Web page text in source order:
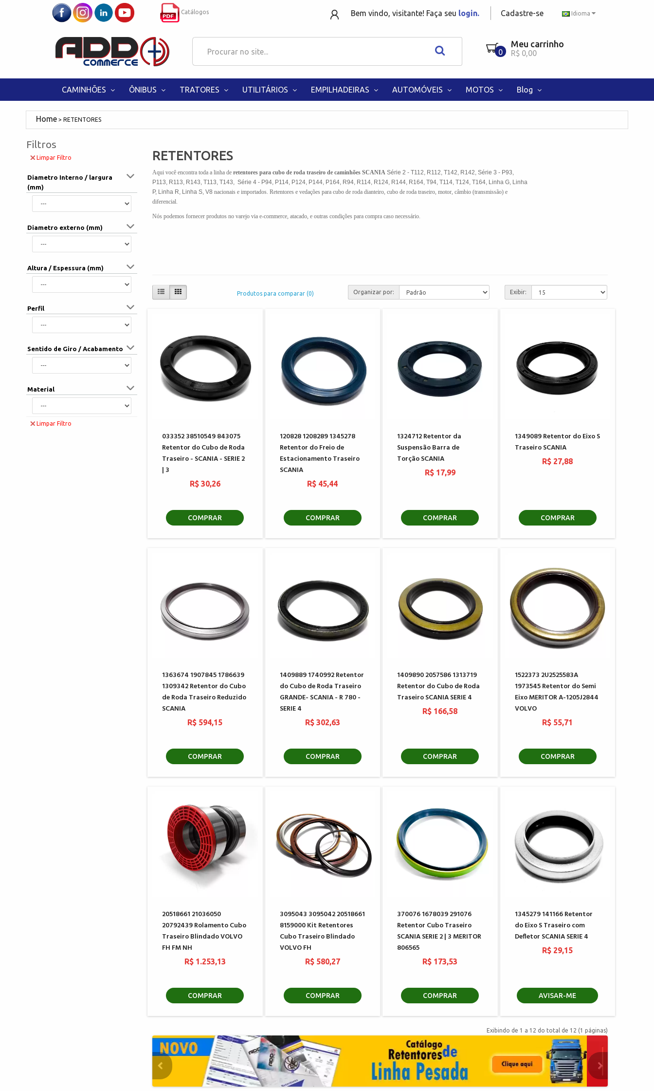
Idioma
Catálogos Bem vindo, visitante! Faça seu login. Cadastre-se
0
Meu carrinho
R$ 0,00
CAMINHÕES ÔNIBUS TRATORES UTILITÁRIOS EMPILHADEIRAS AUTOMÓVEIS MOTOS Blog
RETENTORES
Filtros
Limpar Filtro
Diametro Interno / largura
(mm)
Diametro externo (mm)
Altura / Espessura (mm)
Perfil
Sentido de Giro / Acabamento
Material
Limpar Filtro
RETENTORES
Aqui você encontra toda a linha de retentores para cubo de roda traseiro de caminhões SCANIA Série 2 - T112, R112, T142, R142, Série 3 - P93,
P113, R113, R143, T113, T143, Série 4 - P94, P114, P124, P144, P164, R94, R114, R124, R144, R164, T94, T114, T124, T164, Linha G, Linha
P, Linha R, Linha S, V8 nacionais e importados. Retentores e vedações para cubo de roda dianteiro, cubo de roda traseiro, motor, câmbio (transmissão) e
diferencial.
Nós podemos fornecer produtos no varejo via e-commerce, atacado, e outras condições para compra caso necessário.
Produtos para comparar (0) Organizar por: Exibir:
033352 38510549 843075
Retentor do Cubo de Roda
Traseiro - SCANIA - SERIE 2
| 3
R$ 30,26
COMPRAR
120828 1208289 1345278
Retentor do Freio de
Estacionamento Traseiro
SCANIA
R$ 45,44
COMPRAR
1324712 Retentor da
Suspensão Barra de
Torção SCANIA
R$ 17,99
COMPRAR
1349089 Retentor do Eixo S
Traseiro SCANIA
R$ 27,88
COMPRAR
1363674 1907845 1786639
1309342 Retentor do Cubo
de Roda Traseiro Reduzido
SCANIA
R$ 594,15
COMPRAR
1409889 1740992 Retentor
do Cubo de Roda Traseiro
GRANDE- SCANIA - R 780 -
SERIE 4
R$ 302,63
COMPRAR
1409890 2057586 1313719
Retentor do Cubo de Roda
Traseiro SCANIA SERIE 4
R$ 166,58
COMPRAR
1522373 2U2525583A
1973545 Retentor do Semi
Eixo MERITOR A-1205J2844
VOLVO
R$ 55,71
COMPRAR
20518661 21036050
20792439 Rolamento Cubo
Traseiro Blindado VOLVO
FH FM NH
R$ 1.253,13
COMPRAR
3095043 3095042 20518661
8159000 Kit Retentores
Cubo Traseiro Blindado
VOLVO FH
R$ 580,27
COMPRAR
370076 1678039 291076
Retentor Cubo Traseiro
SCANIA SERIE 2 | 3 MERITOR
806565
R$ 173,53
COMPRAR
1345279 141166 Retentor
do Eixo S Traseiro com
Defletor SCANIA SERIE 4
R$ 29,15
AVISAR-ME
Exibindo de 1 a 12 do total de 12 (1 páginas)